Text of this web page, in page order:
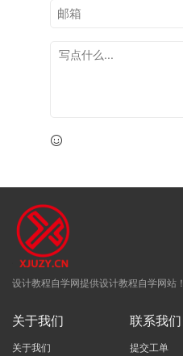
设计教程自学网提供设计教程自学网站！
关于我们
关于我们
联系我们
提交工单